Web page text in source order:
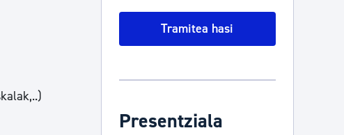
Tramitea hasi
Presentziala